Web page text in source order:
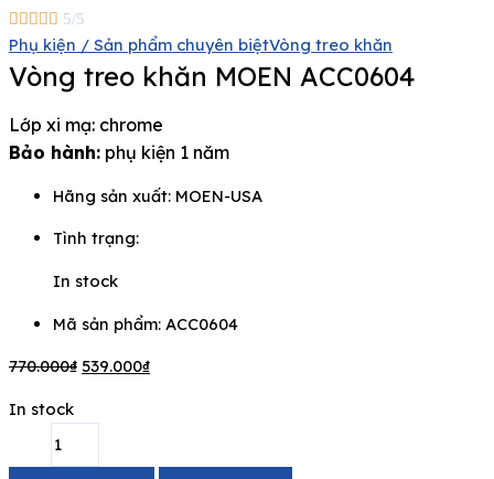
     5/5
Phụ kiện / Sản phẩm chuyên biệtVòng treo khăn
Vòng treo khăn MOEN ACC0604
Lớp xi mạ: chrome
Bảo hành: phụ kiện 1 năm
Hãng sản xuất: MOEN-USA
Tình trạng:
In stock
Mã sản phẩm: ACC0604
770.000₫ 539.000₫
In stock